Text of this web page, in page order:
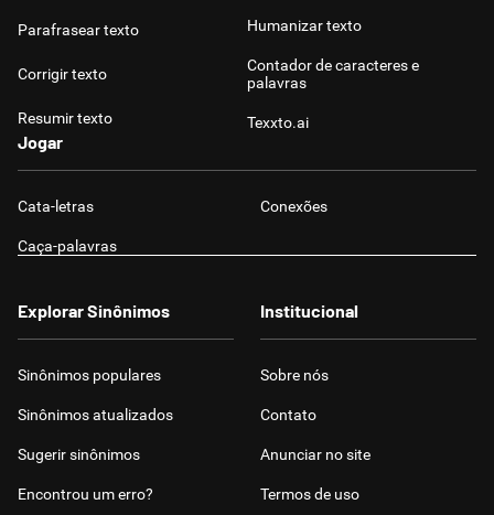
Parafrasear texto
Corrigir texto
Resumir texto
Humanizar texto
Contador de caracteres e
palavras
Texxto.ai
Jogar
Cata-letras Conexões
Caça-palavras
Explorar Sinônimos
Sinônimos populares
Sinônimos atualizados
Sugerir sinônimos
Encontrou um erro?
Institucional
Sobre nós
Contato
Anunciar no site
Termos de uso